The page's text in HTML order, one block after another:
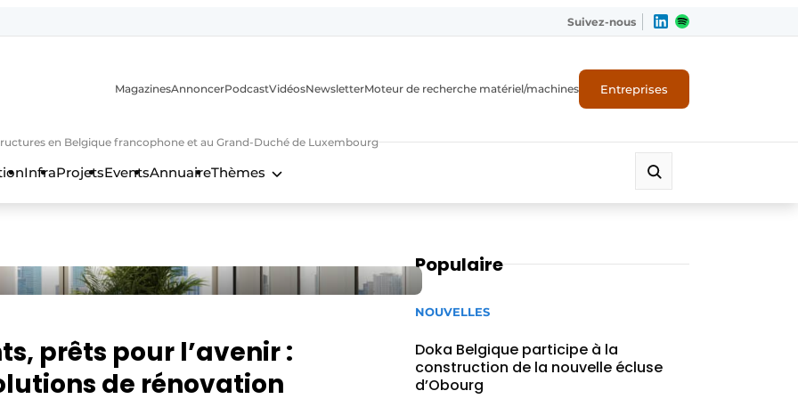
Suivez-nous
en Belgique francophone et au Grand-Duché de Luxembourg
MagazinesAnnoncerPodcastVidéosNewsletterMoteur de recherche matériel/machines Entreprises
InfraProjetsEventsAnnuaireThèmes
prêts pour l’avenir :
de rénovation
Populaire
NOUVELLES
Doka Belgique participe à la
construction de la nouvelle écluse
d’Obourg